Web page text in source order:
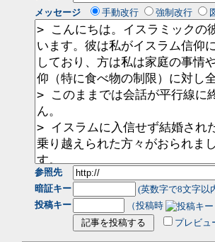
メッセージ
手動改行 強制改行
参照先
暗証キー
(英数字で8文字以
投稿キー
（投稿時
プレビュ